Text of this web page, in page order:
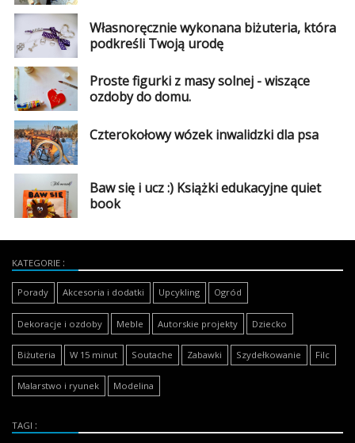
Własnoręcznie wykonana biżuteria, która
podkreśli Twoją urodę
Proste figurki z masy solnej - wiszące
ozdoby do domu.
Czterokołowy wózek inwalidzki dla psa
Baw się i ucz :) Książki edukacyjne quiet
book
KATEGORIE
Porady Akcesoria i dodatki Upcykling Ogród
Dekoracje i ozdoby Meble Autorskie projekty Dziecko
Biżuteria W 15 minut Soutache Zabawki Szydełkowanie Filc
Malarstwo i ryunek Modelina
TAGI